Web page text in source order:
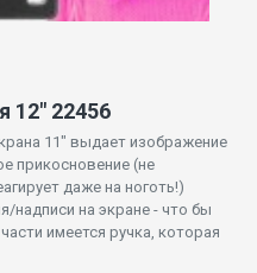
12" 22456
11" выдает изображение
прикосновение (не
даже на ноготь!)
надписи на экране - что бы
имеется ручка, которая